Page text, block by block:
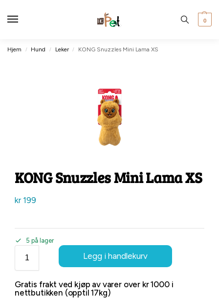
0
Hjem / Hund / Leker / KONG Snuzzles Mini Lama XS
KONG Snuzzles Mini Lama XS
kr199
5 på lager
Legg i handlekurv
Gratis frakt ved kjøp av varer over kr 1000 i
nettbutikken (opptil 17kg)